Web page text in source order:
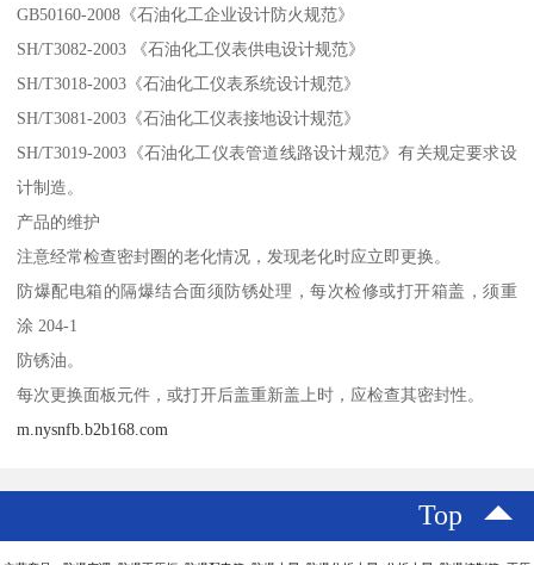
GB50160-2008《石油化工企业设计防火规范》
SH/T3082-2003 《石油化工仪表供电设计规范》
SH/T3018-2003《石油化工仪表系统设计规范》
SH/T3081-2003《石油化工仪表接地设计规范》
SH/T3019-2003《石油化工仪表管道线路设计规范》有关规定要求设
计制造。
产品的维护
注意经常检查密封圈的老化情况，发现老化时应立即更换。
防爆配电箱的隔爆结合面须防锈处理，每次检修或打开箱盖，须重
涂 204-1
防锈油。
每次更换面板元件，或打开后盖重新盖上时，应检查其密封性。
m.nysnfb.b2b168.com
Top